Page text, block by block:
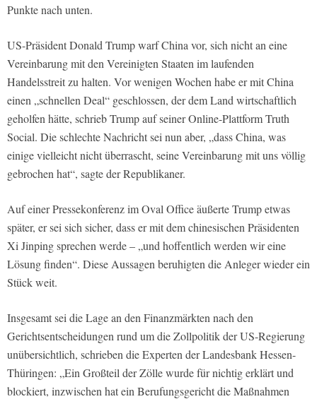
Punkte nach unten.
US-Präsident Donald Trump warf China vor, sich nicht an eine
Vereinbarung mit den Vereinigten Staaten im laufenden
Handelsstreit zu halten. Vor wenigen Wochen habe er mit China
einen „schnellen Deal“ geschlossen, der dem Land wirtschaftlich
geholfen hätte, schrieb Trump auf seiner Online-Plattform Truth
Social. Die schlechte Nachricht sei nun aber, „dass China, was
einige vielleicht nicht überrascht, seine Vereinbarung mit uns völlig
gebrochen hat“, sagte der Republikaner.
Auf einer Pressekonferenz im Oval Office äußerte Trump etwas
später, er sei sich sicher, dass er mit dem chinesischen Präsidenten
Xi Jinping sprechen werde – „und hoffentlich werden wir eine
Lösung finden“. Diese Aussagen beruhigten die Anleger wieder ein
Stück weit.
Insgesamt sei die Lage an den Finanzmärkten nach den
Gerichtsentscheidungen rund um die Zollpolitik der US-Regierung
unübersichtlich, schrieben die Experten der Landesbank Hessen-
Thüringen: „Ein Großteil der Zölle wurde für nichtig erklärt und
blockiert, inzwischen hat ein Berufungsgericht die Maßnahmen